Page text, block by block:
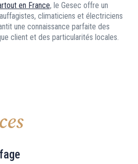
en France, le Gesec offre un
climaticiens et électriciens
une connaissance parfaite des
client et des particularités locales.